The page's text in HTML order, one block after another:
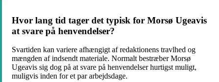
Hvor lang tid tager det typisk for Morsø Ugeavis
at svare på henvendelser?
Svartiden kan variere afhængigt af redaktionens travlhed og
mængden af indsendt materiale. Normalt bestræber Morsø
Ugeavis sig dog på at svare på henvendelser hurtigst muligt,
muligvis inden for et par arbejdsdage.